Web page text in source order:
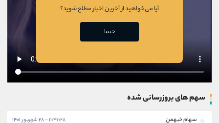
سهم های بروزرسانی شده
سهام خبهمن ۱۱:۴۶:۲۸ - ۲۸ شهریور ۱۴۰۱
آیا می‌خواهید از آخرین اخبار مطلع شوید؟
حتما